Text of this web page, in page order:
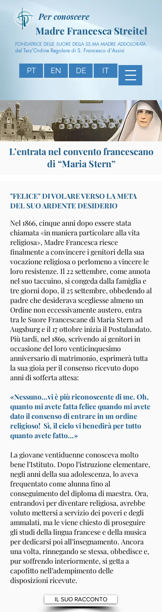
Madre Francesca Streitel
Per conoscere
FONDATRICE DELLE SUORE DELLA SS.MA MADRE ADDOLORATA
del Terz'Ordine Regolare di S. Francesco d'Assisi
PT EN DE IT
L’entrata nel convento francescano
di “Maria Stern”
"FELICE" DI VOLARE VERSO LA META
DEL SUO ARDENTE DESIDERIO
Nel 1866, cinque anni dopo essere stata
chiamata «in maniera particolare alla vita
religiosa», Madre Francesca riesce
finalmente a convincere i genitori della sua
vocazione religiosa o perlomeno a vincere le
loro resistenze. Il 22 settembre, come annota
nel suo taccuino, si congeda dalla famiglia e
tre giorni dopo, il 25 settembre, obbedendo al
padre che desiderava scegliesse almeno un
Ordine non eccessivamente austero, entra
tra le Suore Francescane di Maria Stern ad
Augsburg e il 17 ottobre inizia il Postulandato.
Più tardi, nel 1869, scrivendo ai genitori in
occasione del loro venticinquesimo
anniversario di matrimonio, esprimerà tutta
la sua gioia per il consenso ricevuto dopo
anni di sofferta attesa:
«Nessuno…vi è più riconoscente di me. Oh,
quanto mi avete fatta felice quando mi avete
dato il consenso di entrare in un ordine
religioso! Sì, il cielo vi benedirà per tutto
quanto avete fatto…»
La giovane ventiduenne conosceva molto
bene l’Istituto. Dopo l’istruzione elementare,
negli anni della sua adolescenza, lo aveva
frequentato come alunna fino al
conseguimento del diploma di maestra. Ora,
entrandovi per diventare religiosa, avrebbe
voluto mettersi a servizio dei poveri e degli
ammalati, ma le viene chiesto di proseguire
gli studi della lingua francese e della musica
per dedicarsi poi all’insegnamento. Ancora
una volta, rinnegando se stessa, obbedisce e,
pur soffrendo interiormente, si getta a
capofitto nell’adempimento delle
disposizioni ricevute.
IL SUO RACCONTO